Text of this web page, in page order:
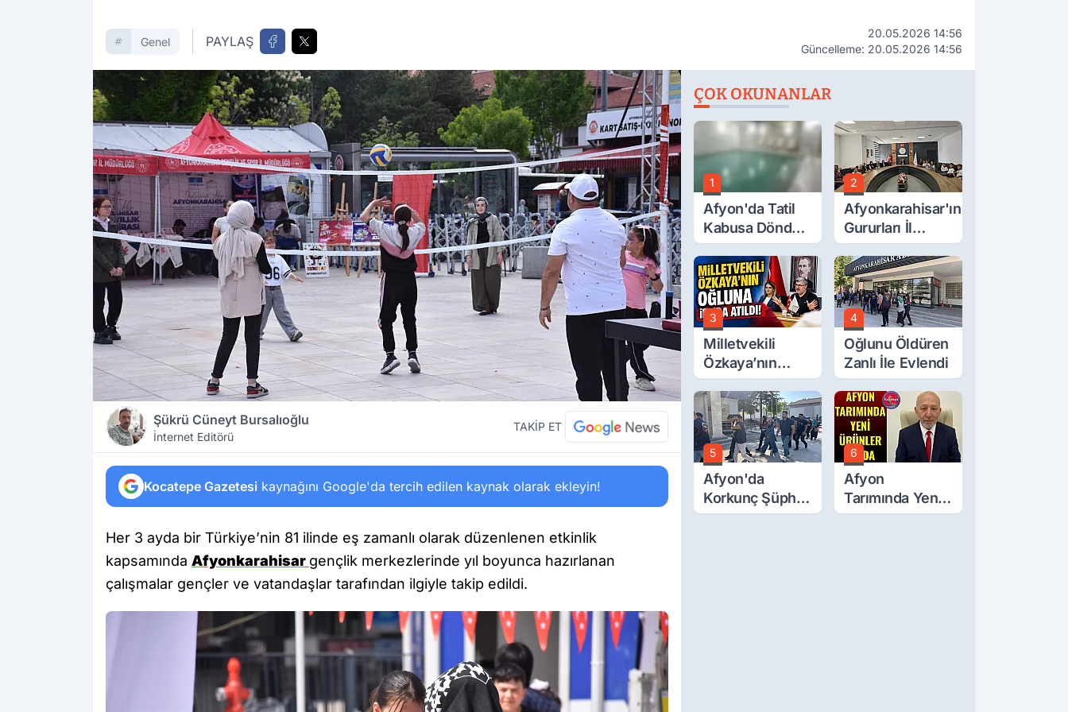
Genel PAYLAŞ
20.05.2026 14:56
Güncelleme: 20.05.2026 14:56
Şükrü Cüneyt Bursalıoğlu
İnternet Editörü
TAKİP ET
Kocatepe Gazetesi kaynağını Google'da tercih edilen kaynak olarak ekleyin!
Her 3 ayda bir Türkiye’nin 81 ilinde eş zamanlı olarak düzenlenen etkinlik
kapsamında Afyonkarahisar gençlik merkezlerinde yıl boyunca hazırlanan
çalışmalar gençler ve vatandaşlar tarafından ilgiyle takip edildi.
ÇOK OKUNANLAR
1
Afyon'da Tatil
Kabusa Döndü,
Acı Son!
2
Afyonkarahisar'ın
Gururları İl
Müdürüyle
Buluştu
3
Milletvekili
Özkaya’nın
Oğluna İftira
Atıldı
4
Oğlunu Öldüren
Zanlı İle Evlendi
5
Afyon'da
Korkunç Şüphe!
Düştü Mü,
6
Afyon
Tarımında Yeni
Ürünler Yolda